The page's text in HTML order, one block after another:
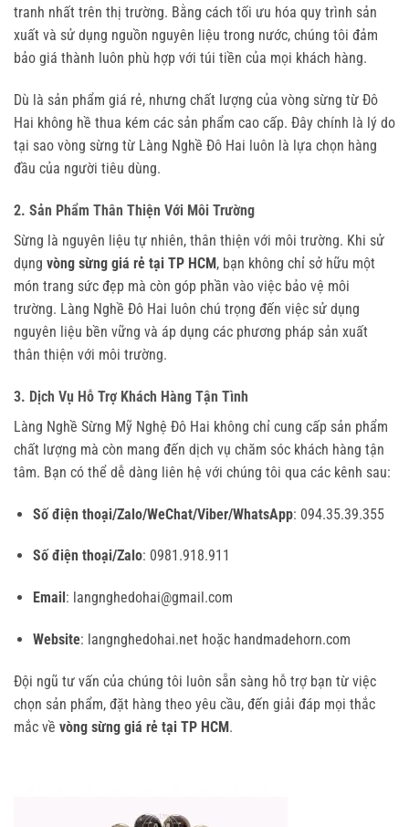
tranh nhất trên thị trường. Bằng cách tối ưu hóa quy trình sản
xuất và sử dụng nguồn nguyên liệu trong nước, chúng tôi đảm
bảo giá thành luôn phù hợp với túi tiền của mọi khách hàng.
Dù là sản phẩm giá rẻ, nhưng chất lượng của vòng sừng từ Đô
Hai không hề thua kém các sản phẩm cao cấp. Đây chính là lý do
tại sao vòng sừng từ Làng Nghề Đô Hai luôn là lựa chọn hàng
đầu của người tiêu dùng.
2. Sản Phẩm Thân Thiện Với Môi Trường
Sừng là nguyên liệu tự nhiên, thân thiện với môi trường. Khi sử
dụng vòng sừng giá rẻ tại TP HCM, bạn không chỉ sở hữu một
món trang sức đẹp mà còn góp phần vào việc bảo vệ môi
trường. Làng Nghề Đô Hai luôn chú trọng đến việc sử dụng
nguyên liệu bền vững và áp dụng các phương pháp sản xuất
thân thiện với môi trường.
3. Dịch Vụ Hỗ Trợ Khách Hàng Tận Tình
Làng Nghề Sừng Mỹ Nghệ Đô Hai không chỉ cung cấp sản phẩm
chất lượng mà còn mang đến dịch vụ chăm sóc khách hàng tận
tâm. Bạn có thể dễ dàng liên hệ với chúng tôi qua các kênh sau:
Số điện thoại/Zalo/WeChat/Viber/WhatsApp: 094.35.39.355
Số điện thoại/Zalo: 0981.918.911
Email: langnghedohai@gmail.com
Website: langnghedohai.net hoặc handmadehorn.com
Đội ngũ tư vấn của chúng tôi luôn sẵn sàng hỗ trợ bạn từ việc
chọn sản phẩm, đặt hàng theo yêu cầu, đến giải đáp mọi thắc
mắc về vòng sừng giá rẻ tại TP HCM.